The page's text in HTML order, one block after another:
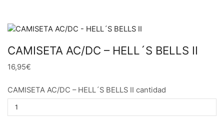
CAMISETA AC/DC – HELL´S BELLS II
16,95€
CAMISETA AC/DC – HELL´S BELLS II cantidad